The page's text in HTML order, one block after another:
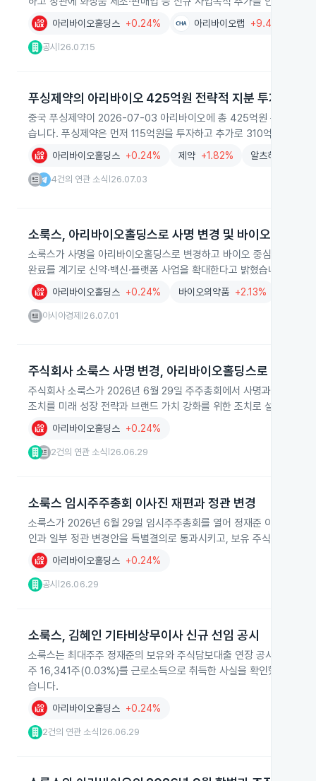
아리바이오홀딩스 +0.24% 아리바이오랩 +9.41%
공시 26.07.15
푸싱제약의 아리바이오 425억원 전략적 지분 투자
중국 푸싱제약이 2026-07-03 아리바이오에 총 425억원 규모의 전
습니다. 푸싱제약은 먼저 115억원을 투자하고 추가로 310억원을 투
아리바이오홀딩스 +0.24% 제약 +1.82% 알츠하이머
4건의 연관 소식 26.07.03
소룩스, 아리바이오홀딩스로 사명 변경 및 바이오 그룹 전
소룩스가 사명을 아리바이오홀딩스로 변경하고 바이오 중심 그룹 체
완료를 계기로 신약·백신·플랫폼 사업을 확대한다고 밝혔습니다.
아리바이오홀딩스 +0.24% 바이오의약품 +2.13%
아시아경제 26.07.01
주식회사 소룩스 사명 변경, 아리바이오홀딩스로
주식회사 소룩스가 2026년 6월 29일 주주총회에서 사명과 영문명
조치를 미래 성장 전략과 브랜드 가치 강화를 위한 조치로 설명했습니
아리바이오홀딩스 +0.24%
2건의 연관 소식 26.06.29
소룩스 임시주주총회 이사진 재편과 정관 변경
소룩스가 2026년 6월 29일 임시주주총회를 열어 정재준 이사를 재
인과 일부 정관 변경안을 특별결의로 통과시키고, 보유 주식 3% 초
아리바이오홀딩스 +0.24%
공시 26.06.29
소룩스, 김혜인 기타비상무이사 신규 선임 공시
소룩스는 최대주주 정재준의 보유와 주식담보대출 연장 공시가 유
주 16,341주(0.03%)를 근로소득으로 취득한 사실을 확인했습니다.
습니다.
아리바이오홀딩스 +0.24%
2건의 연관 소식 26.06.29